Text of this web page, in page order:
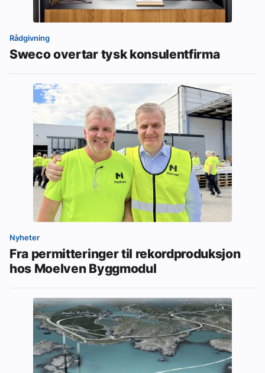
Rådgivning
Sweco overtar tysk konsulentfirma
Nyheter
Fra permitteringer til rekordproduksjon
hos Moelven Byggmodul